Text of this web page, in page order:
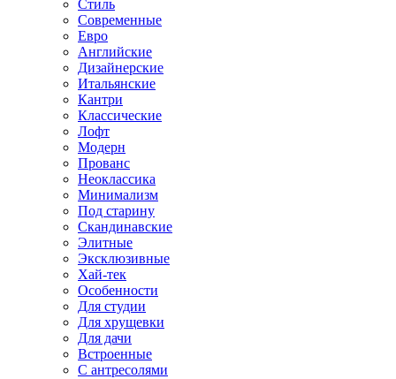
Стиль
Современные
Евро
Английские
Дизайнерские
Итальянские
Кантри
Классические
Лофт
Модерн
Прованс
Неоклассика
Минимализм
Под старину
Скандинавские
Элитные
Эксклюзивные
Хай-тек
Особенности
Для студии
Для хрущевки
Для дачи
Встроенные
С антресолями